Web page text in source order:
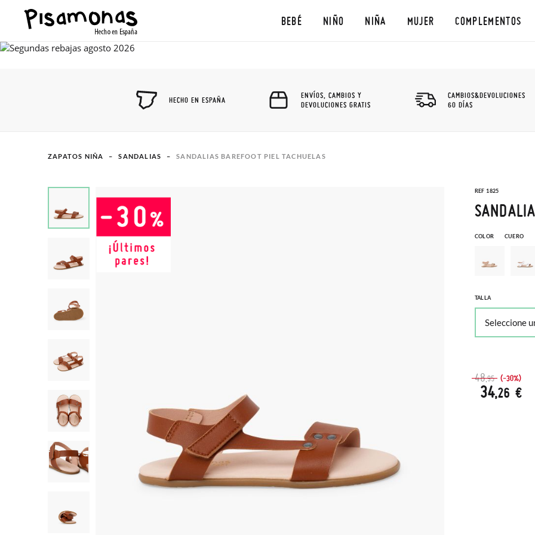
BEBÉ NIÑO NIÑA MUJER COMPLEMENTOS
HECHO EN ESPAÑA
ENVÍOS, CAMBIOS Y
DEVOLUCIONES GRATIS
CAMBIOS&DEVOLUCIONES
60 DÍAS
ZAPATOS NIÑA SANDALIAS SANDALIAS BAREFOOT PIEL TACHUELAS
REF 1825
COLOR CUERO
TALLA
48,95 (-30%)
34,26 €